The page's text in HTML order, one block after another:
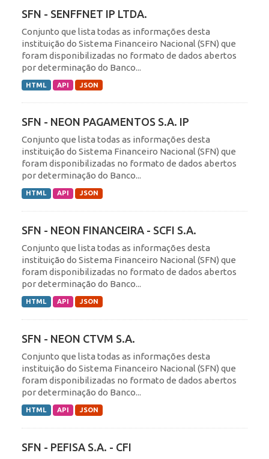
SFN - SENFFNET IP LTDA.
Conjunto que lista todas as informações desta
instituição do Sistema Financeiro Nacional (SFN) que
foram disponibilizadas no formato de dados abertos
por determinação do Banco...
HTML API JSON
SFN - NEON PAGAMENTOS S.A. IP
Conjunto que lista todas as informações desta
instituição do Sistema Financeiro Nacional (SFN) que
foram disponibilizadas no formato de dados abertos
por determinação do Banco...
HTML API JSON
SFN - NEON FINANCEIRA - SCFI S.A.
Conjunto que lista todas as informações desta
instituição do Sistema Financeiro Nacional (SFN) que
foram disponibilizadas no formato de dados abertos
por determinação do Banco...
HTML API JSON
SFN - NEON CTVM S.A.
Conjunto que lista todas as informações desta
instituição do Sistema Financeiro Nacional (SFN) que
foram disponibilizadas no formato de dados abertos
por determinação do Banco...
HTML API JSON
SFN - PEFISA S.A. - CFI